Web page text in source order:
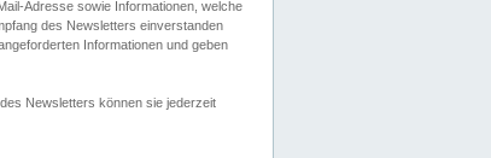
Adresse sowie Informationen, welche
des Newsletters einverstanden
Informationen und geben
Newsletters können sie jederzeit